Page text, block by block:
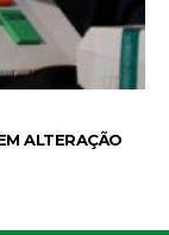
ALTERAÇÃO